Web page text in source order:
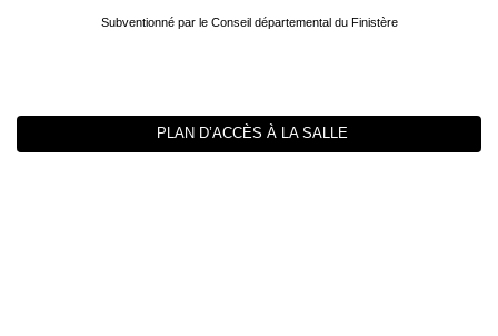
Subventionné par le Conseil départemental du Finistère
PLAN D’ACCÈS À LA SALLE